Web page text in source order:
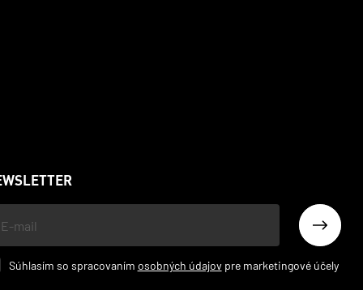
Súhlasím so spracovaním osobných údajov pre marketingové účely